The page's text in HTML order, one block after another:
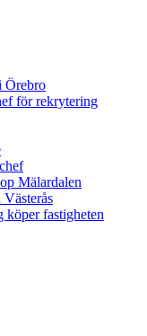
Örebro
för rekrytering
Mälardalen
fastigheten